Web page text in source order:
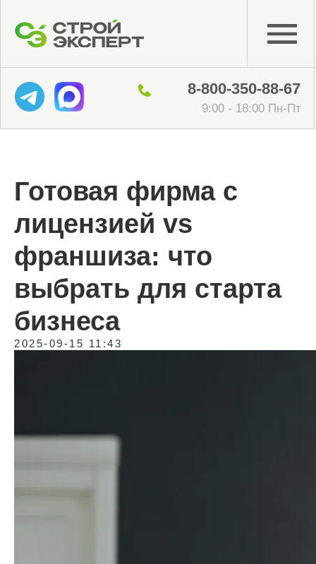
Готовая фирма с
лицензией vs
франшиза: что
выбрать для старта
бизнеса
2025-09-15 11:43